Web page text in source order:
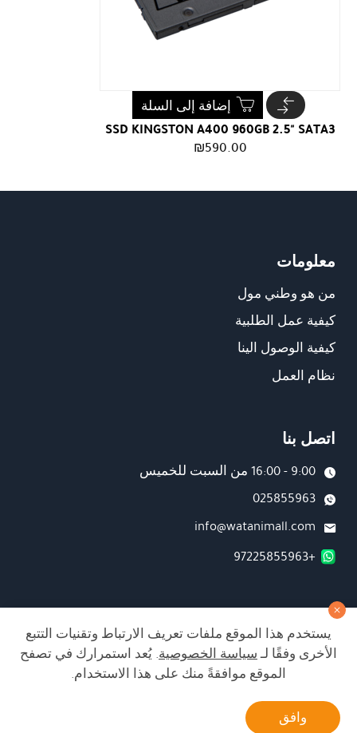
SSD KINGSTON A400 960GB 2.5" SATA3
₪590.00
إضافة إلى السلة
معلومات
من هو وطني مول
كيفية عمل الطلبية
كيفية الوصول الينا
نظام العمل
اتصل بنا
9:00 - 16:00 من السبت للخميس
025855963
info@watanimall.com
+97225855963
فروع
تابعونا على صفحة الفيسبوك
تابعونا على انستغرام
يستخدم هذا الموقع ملفات تعريف الارتباط وتقنيات التتبع
الأخرى وفقًا لـسياسة الخصوصية. يُعد استمرارك في تصفح
الموقع موافقةً منك على هذا الاستخدام.
وافق